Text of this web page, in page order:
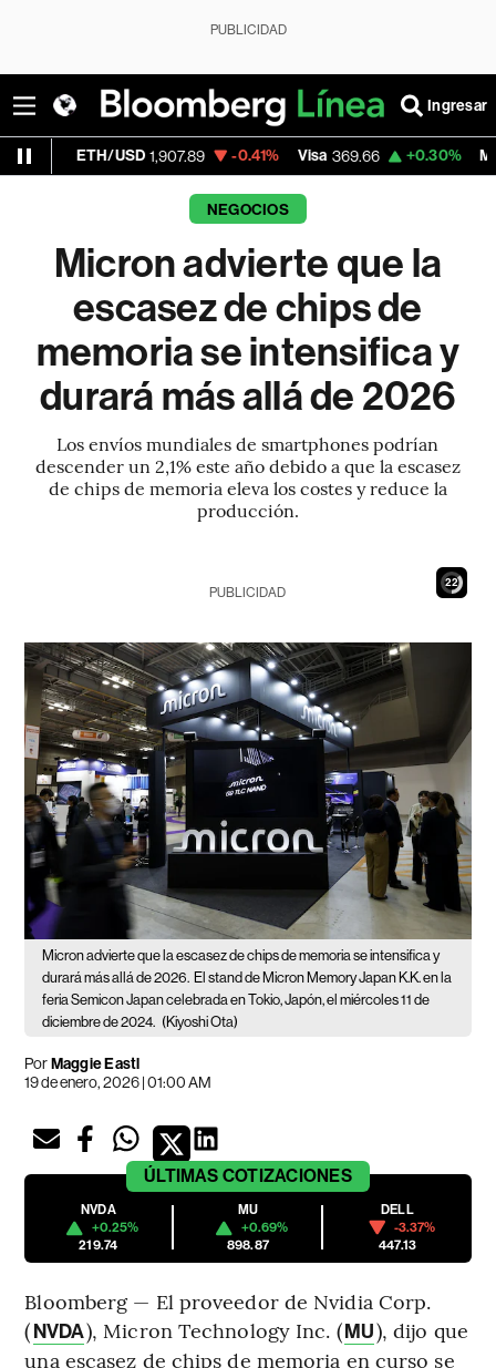
PUBLICIDAD
Ingresar
1,907.89 -0.41% Visa 369.66 +0.30% MercadoLibre
NEGOCIOS
Micron advierte que la
escasez de chips de
memoria se intensifica y
durará más allá de 2026
Los envíos mundiales de smartphones podrían
descender un 2,1% este año debido a que la escasez
de chips de memoria eleva los costes y reduce la
producción.
20
PUBLICIDAD
Micron advierte que la escasez de chips de memoria se intensifica y
durará más allá de 2026. El stand de Micron Memory Japan K.K. en la
feria Semicon Japan celebrada en Tokio, Japón, el miércoles 11 de
diciembre de 2024. (Kiyoshi Ota)
PorMaggie Eastl
19 de enero, 2026 | 01:00 AM
ÚLTIMAS COTIZACIONES
NVDA
+0.25%
219.74
MU
+0.69%
898.87
DELL
-3.37%
447.13
Bloomberg — El proveedor de Nvidia Corp.
(NVDA), Micron Technology Inc. (MU), dijo que
una escasez de chips de memoria en curso se